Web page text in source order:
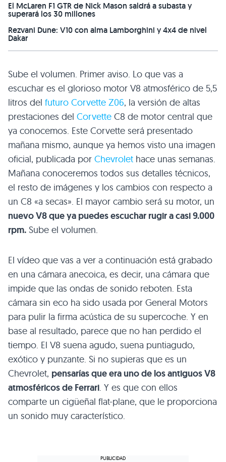
El McLaren F1 GTR de Nick Mason saldrá a subasta y
superará los 30 millones
Rezvani Dune: V10 con alma Lamborghini y 4x4 de nivel
Dakar
Sube el volumen. Primer aviso. Lo que vas a
escuchar es el glorioso motor V8 atmosférico de 5,5
litros del futuro Corvette Z06, la versión de altas
prestaciones del Corvette C8 de motor central que
ya conocemos. Este Corvette será presentado
mañana mismo, aunque ya hemos visto una imagen
oficial, publicada por Chevrolet hace unas semanas.
Mañana conoceremos todos sus detalles técnicos,
el resto de imágenes y los cambios con respecto a
un C8 «a secas». El mayor cambio será su motor, un
nuevo V8 que ya puedes escuchar rugir a casi 9.000
rpm. Sube el volumen.
El vídeo que vas a ver a continuación está grabado
en una cámara anecoica, es decir, una cámara que
impide que las ondas de sonido reboten. Esta
cámara sin eco ha sido usada por General Motors
para pulir la firma acústica de su supercoche. Y en
base al resultado, parece que no han perdido el
tiempo. El V8 suena agudo, suena puntiagudo,
exótico y punzante. Si no supieras que es un
Chevrolet, pensarías que era uno de los antiguos V8
atmosféricos de Ferrari. Y es que con ellos
comparte un cigüeñal flat-plane, que le proporciona
un sonido muy característico.